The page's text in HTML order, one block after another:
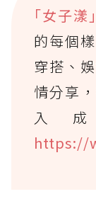
｢女子漾
的每個
穿搭、
情分享
入
https://